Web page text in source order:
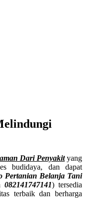
Dari Penyakityang
budidaya, dan dapat
Pertanian Belanja Tani
082141747141) tersedia
terbaik dan berharga